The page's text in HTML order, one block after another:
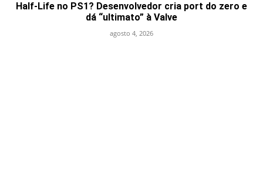
Half-Life no PS1? Desenvolvedor cria port do zero e
dá “ultimato” à Valve
agosto 4, 2026